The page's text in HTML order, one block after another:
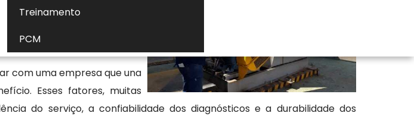
Treinamento
PCM
e coleta de óleo
cliente.
com uma empresa que una
Esses fatores, muitas
do serviço, a confiabilidade dos diagnósticos e a durabilidade dos